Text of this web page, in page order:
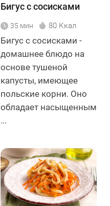
Бигус с сосисками
35 мин 80 Ккал
Бигус с сосисками -
домашнее блюдо на
основе тушеной
капусты, имеющее
польские корни. Оно
обладает насыщенным
...